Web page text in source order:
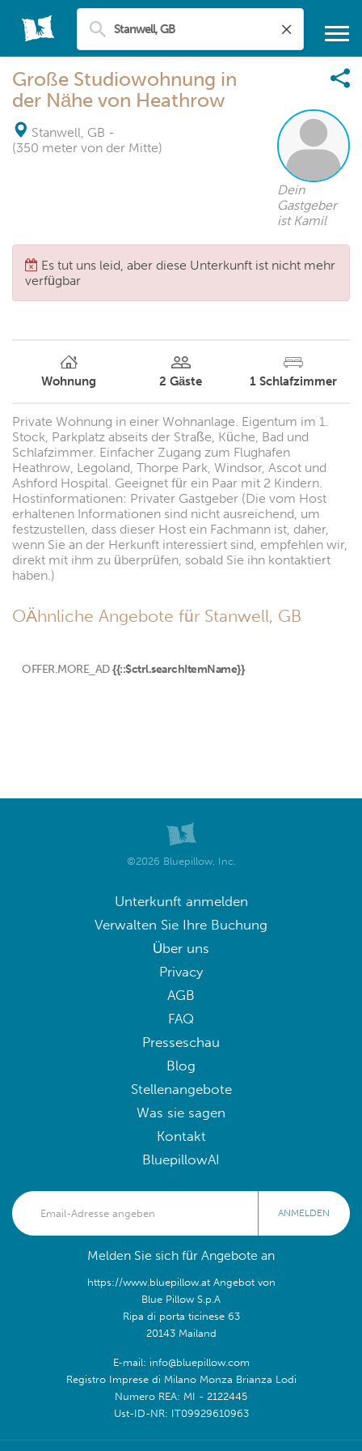
Große Studiowohnung in
der Nähe von Heathrow
Stanwell, GB -
(350 meter von der Mitte)
Dein
Gastgeber
ist Kamil
Es tut uns leid, aber diese Unterkunft ist nicht mehr
verfügbar
Wohnung 2 Gäste 1 Schlafzimmer
Private Wohnung in einer Wohnanlage. Eigentum im 1.
Stock, Parkplatz abseits der Straße, Küche, Bad und
Schlafzimmer. Einfacher Zugang zum Flughafen
Heathrow, Legoland, Thorpe Park, Windsor, Ascot und
Ashford Hospital. Geeignet für ein Paar mit 2 Kindern.
Hostinformationen: Privater Gastgeber (Die vom Host
erhaltenen Informationen sind nicht ausreichend, um
festzustellen, dass dieser Host ein Fachmann ist, daher,
wenn Sie an der Herkunft interessiert sind, empfehlen wir,
direkt mit ihm zu überprüfen, sobald Sie ihn kontaktiert
haben.)
OÄhnliche Angebote für Stanwell, GB
OFFER.MORE_AD {{::$ctrl.searchItemName}}
©2026 Bluepillow, Inc.
Unterkunft anmelden
Verwalten Sie Ihre Buchung
Über uns
Privacy
AGB
FAQ
Presseschau
Blog
Stellenangebote
Was sie sagen
Kontakt
BluepillowAI
ANMELDEN
Melden Sie sich für Angebote an
https://www.bluepillow.at Angebot von
Blue Pillow S.p.A
Ripa di porta ticinese 63
20143 Mailand
E-mail: info@bluepillow.com
Registro Imprese di Milano Monza Brianza Lodi
Numero REA: MI - 2122445
Ust-ID-NR: IT09929610963